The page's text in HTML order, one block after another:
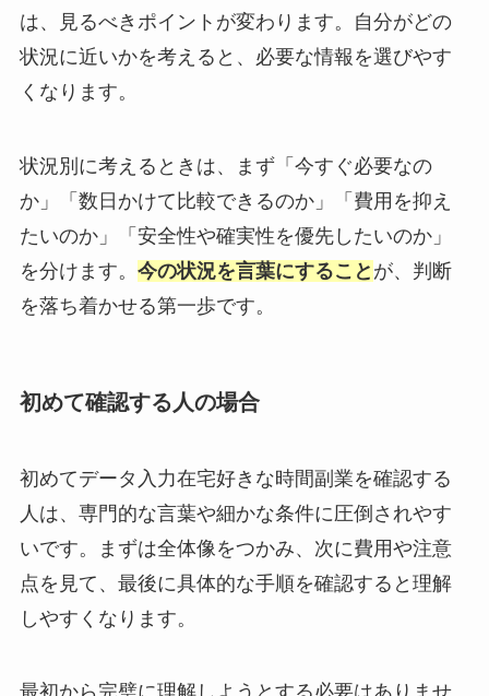
は、見るべきポイントが変わります。自分がどの
状況に近いかを考えると、必要な情報を選びやす
くなります。
状況別に考えるときは、まず「今すぐ必要なの
か」「数日かけて比較できるのか」「費用を抑え
たいのか」「安全性や確実性を優先したいのか」
を分けます。 今の状況を言葉にすること が、判断
を落ち着かせる第一歩です。
初めて確認する人の場合
初めてデータ入力在宅好きな時間副業を確認する
人は、専門的な言葉や細かな条件に圧倒されやす
いです。まずは全体像をつかみ、次に費用や注意
点を見て、最後に具体的な手順を確認すると理解
しやすくなります。